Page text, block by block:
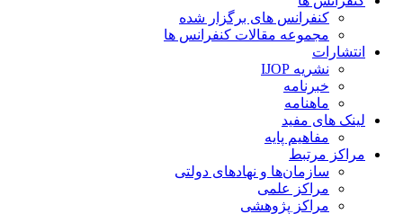
کنفرانس های برگزار شده
مجموعه مقالات کنفرانس ها
انتشارات
نشریه IJOP
خبرنامه
ماهنامه
لینک های مفید
مفاهیم پایه
مراکز مرتبط
سازمان‌ها و نهادهای دولتی
مراکز علمی
مراکز پژوهشی